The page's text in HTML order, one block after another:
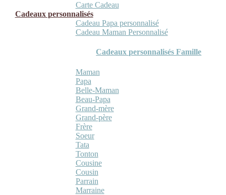
Carte Cadeau
Cadeaux personnalisés
Cadeau Papa personnalisé
Cadeau Maman Personnalisé
Cadeaux personnalisés Famille
Maman
Papa
Belle-Maman
Beau-Papa
Grand-mère
Grand-père
Frère
Soeur
Tata
Tonton
Cousine
Cousin
Parrain
Marraine